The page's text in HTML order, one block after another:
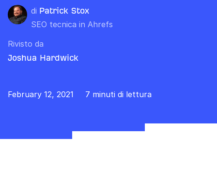
di Patrick Stox
SEO tecnica in Ahrefs
Rivisto da
Joshua Hardwick
February 12, 2021 7 minuti di lettura